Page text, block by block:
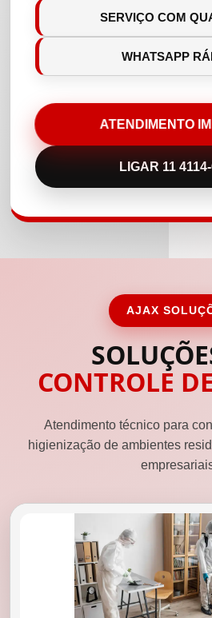
SERVIÇO COM
WHATSAPP
ATENDIMENTO
LIGAR 11
AJAX
CONTROLE
Atendimento técnico para
higienização de ambientes